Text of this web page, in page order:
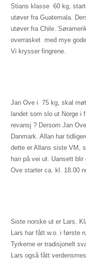
Stians klasse  60 kg,
utøver fra Guatemala.
utøver fra Chile.
overrasket med mye
Vi krysser fingrene.
Jan Ove i  75 kg, skal
landet som slo ut Norge i
revansj ? Dersom Jan
Danmark. Allan har
dette er Allans siste VM,
han på vei ut. Uansett
Ove starter ca. kl. 18.00
Siste norske ut er Lars.
Lars har fått w.o. i første
Tyrkerne er tradisjonelt
Lars også fått